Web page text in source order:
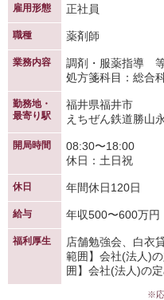
雇用形態 正社員
職種 薬剤師
業務内容
調剤・服薬指導
処方箋科目：総合
勤務地・
最寄り駅
福井県福井市
えちぜん鉄道勝山
開局時間
08:30〜18:00
休日：土日祝
休日 年間休日120日
給与 年収500〜600万円
福利厚生
店舗勉強会、白衣
範囲】会社(法人)
囲】会社(法人)の
※応